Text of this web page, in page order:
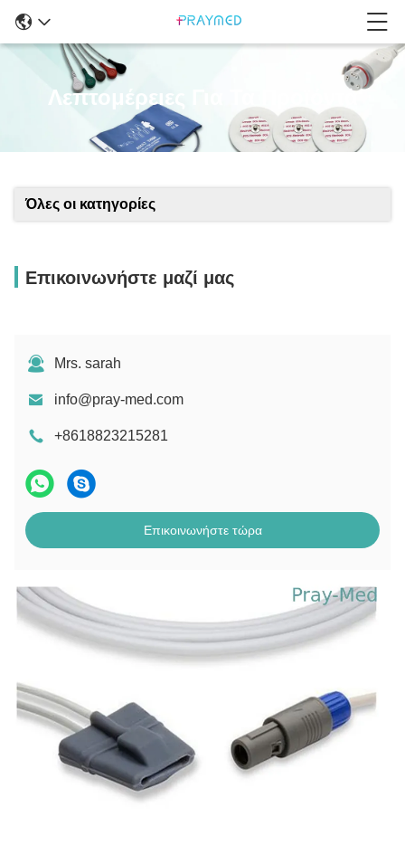
Λεπτομέρειες Για Τα Προϊόντα
Όλες οι κατηγορίες
Επικοινωνήστε μαζί μας
Mrs. sarah
info@pray-med.com
+8618823215281
Επικοινωνήστε τώρα